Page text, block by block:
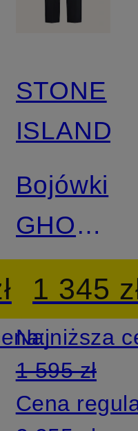
STONE
ISLAND
Bojówki
GHOST
regular
fit1 345
Najniższa
1 595 zł
Cena